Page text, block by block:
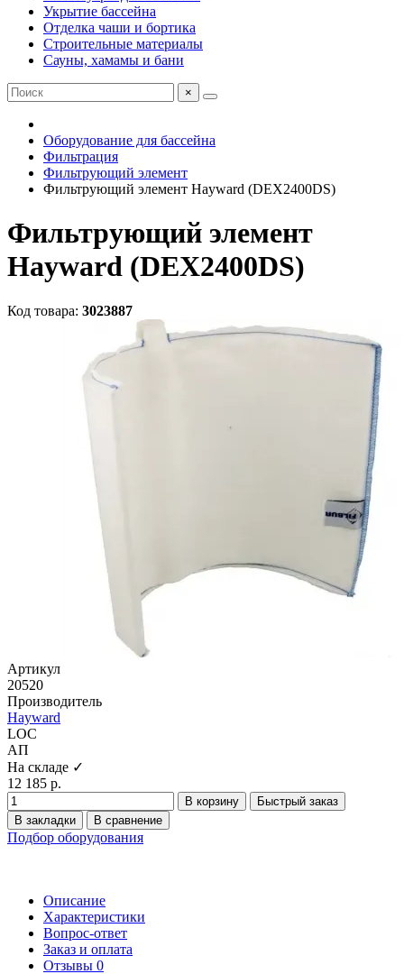
Укрытие бассейна
Отделка чаши и бортика
Строительные материалы
Сауны, хамамы и бани
×
Оборудование для бассейна
Фильтрация
Фильтрующий элемент
Фильтрующий элемент Hayward (DEX2400DS)
Фильтрующий элемент
Hayward (DEX2400DS)
Код товара: 3023887
Артикул
20520
Производитель
Hayward
LOC
АП
На складе ✓
12 185 р.
В корзину
Быстрый заказ
В закладки
В сравнение
Подбор оборудования
Описание
Характеристики
Вопрос-ответ
Заказ и оплата
Отзывы 0